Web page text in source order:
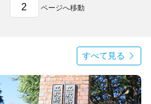
ページへ移動
すべて見る